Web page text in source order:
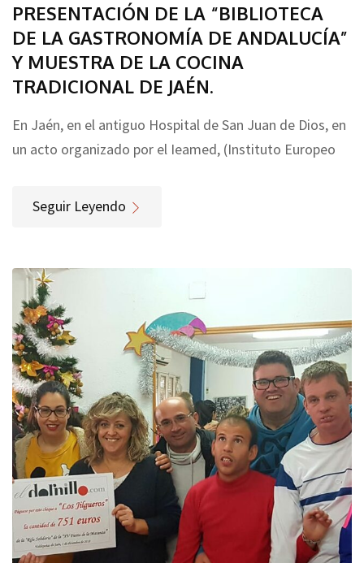
PRESENTACIÓN DE LA “BIBLIOTECA
DE LA GASTRONOMÍA DE ANDALUCÍA”
Y MUESTRA DE LA COCINA
TRADICIONAL DE JAÉN.
En Jaén, en el antiguo Hospital de San Juan de Dios, en
un acto organizado por el Ieamed, (Instituto Europeo
Seguir Leyendo